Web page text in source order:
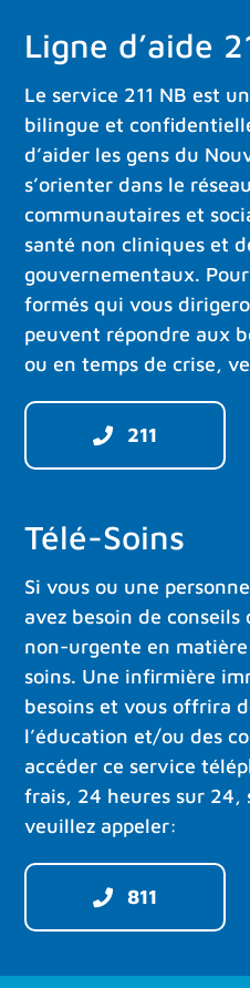
Ligne d’aide
Le service 211 NB est
bilingue et
d’aider les gens du
s’orienter dans le
communautaires et
santé non cliniques et
gouvernementaux.
formés qui vous
peuvent répondre aux
ou en temps de crise,
211
Télé-Soins
Si vous ou une
avez besoin de
non-urgente en
soins. Une infirmière
besoins et vous offrira
l’éducation et/ou des
accéder ce service
frais, 24 heures sur 24,
veuillez appeler:
811